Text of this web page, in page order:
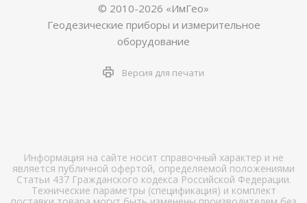
© 2010-2026 «ИмГео»
Геодезические приборы и измерительное
оборудование
Версия для печати
Информация на сайте носит справочный характер и не
является публичной офертой, определяемой положениями
Статьи 437 Гражданского кодекса Российской Федерации.
Технические параметры (спецификация) и комплект